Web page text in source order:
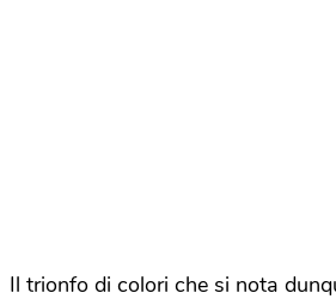
Il trionfo di colori che si nota